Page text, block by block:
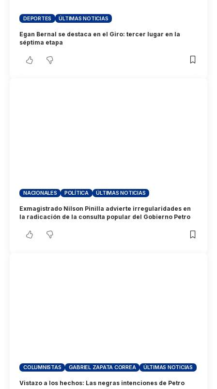
DEPORTES ÚLTIMAS NOTICIAS
Egan Bernal se destaca en el Giro: tercer lugar en la
séptima etapa
NACIONALES POLÍTICA ÚLTIMAS NOTICIAS
Exmagistrado Nilson Pinilla advierte irregularidades en
la radicación de la consulta popular del Gobierno Petro
COLUMNISTAS GABRIEL ZAPATA CORREA ÚLTIMAS NOTICIAS
Vistazo a los hechos: Las negras intenciones de Petro